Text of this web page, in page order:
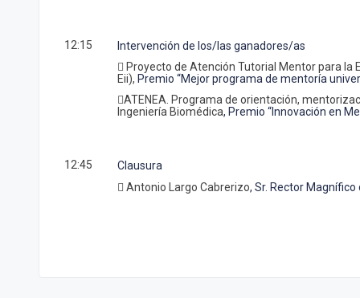
12:15
Intervención de los/las ganadores/as
 Proyecto de Atención Tutorial Mentor para la
Eii), Premio “Mejor programa de mentoría
ATENEA. Programa de orientación,
Ingeniería Biomédica, Premio “Innovación en
12:45
Clausura
 Antonio Largo Cabrerizo, Sr. Rector